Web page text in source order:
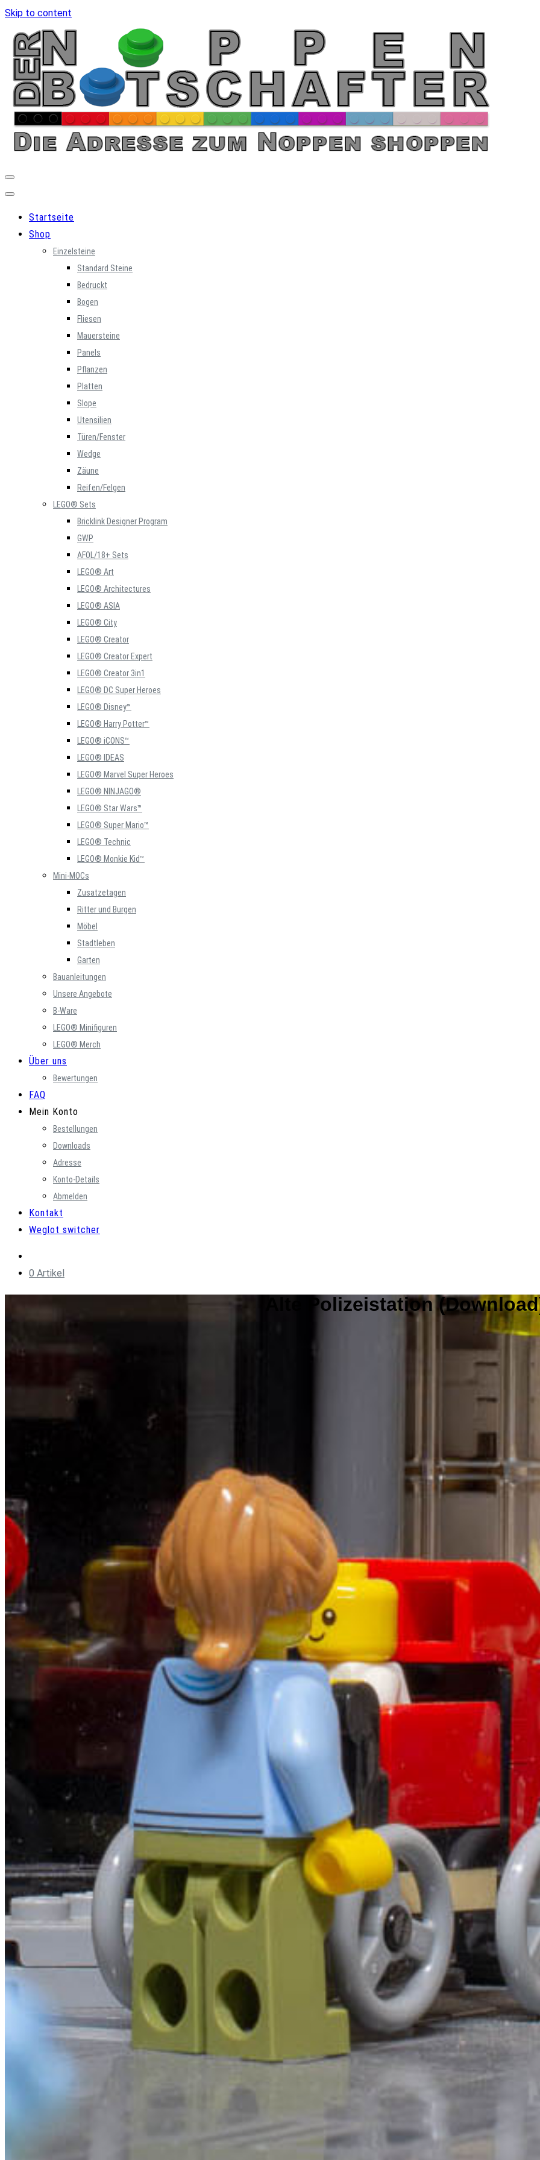
Skip to content
Startseite
Shop
Einzelsteine
Standard Steine
Bedruckt
Bogen
Fliesen
Mauersteine
Panels
Pflanzen
Platten
Slope
Utensilien
Türen/Fenster
Wedge
Zäune
Reifen/Felgen
LEGO® Sets
Bricklink Designer Program
GWP
AFOL/18+ Sets
LEGO® Art
LEGO® Architectures
LEGO® ASIA
LEGO® City
LEGO® Creator
LEGO® Creator Expert
LEGO® Creator 3in1
LEGO® DC Super Heroes
LEGO® Disney™
LEGO® Harry Potter™
LEGO® iCONS™
LEGO® IDEAS
LEGO® Marvel Super Heroes
LEGO® NINJAGO®
LEGO® Star Wars™
LEGO® Super Mario™
LEGO® Technic
LEGO® Monkie Kid™
Mini-MOCs
Zusatzetagen
Ritter und Burgen
Möbel
Stadtleben
Garten
Bauanleitungen
Unsere Angebote
B-Ware
LEGO® Minifiguren
LEGO® Merch
Über uns
Bewertungen
FAQ
Mein Konto
Bestellungen
Downloads
Adresse
Konto-Details
Abmelden
Kontakt
Weglot switcher
0 Artikel
Alte Polizeistation